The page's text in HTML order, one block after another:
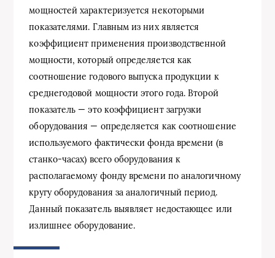
мощностей характеризуется некоторыми
показателями. Главным из них является
коэффициент применения производственной
мощности, который определяется как
соотношение годового выпуска продукции к
среднегодовой мощности этого года. Второй
показатель — это коэффициент загрузки
оборудования — определяется как соотношение
используемого фактически фонда времени (в
станко-часах) всего оборудования к
располагаемому фонду времени по аналогичному
кругу оборудования за аналогичный период.
Данный показатель выявляет недостающее или
излишнее оборудование.